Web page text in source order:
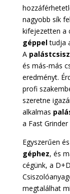
nagyobb sík
kifejezetten a
géppeltudja
A
és más-más
eredményt.
profi
szeretne
alkalmas
a Fast Grinder
Egyszerűen
géphez, és
cégünk, a
megtalálhat